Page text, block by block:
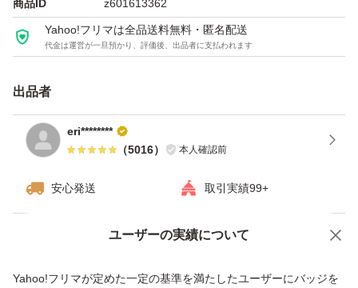
商品ID z601613362
Yahoo!フリマは全品送料無料・匿名配送
代金は運営が一旦預かり、評価後、出品者に支払われます
出品者
eri********
（5016） 本人確認前
安心発送 取引実績99+
ユーザーの実績について
Yahoo!フリマが定めた一定の基準を満たしたユーザーにバッジを
価格の相談 商品への質問